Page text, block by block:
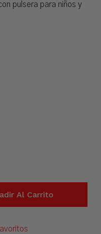
pulsera para niños y
Al Carrito